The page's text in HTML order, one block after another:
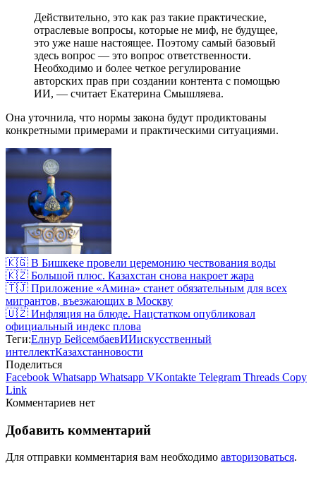
Действительно, это как раз такие практические,
отраслевые вопросы, которые не миф, не будущее,
это уже наше настоящее. Поэтому самый базовый
здесь вопрос — это вопрос ответственности.
Необходимо и более четкое регулирование
авторских прав при создании контента с помощью
ИИ, — считает Екатерина Смышляева.
Она уточнила, что нормы закона будут продиктованы
конкретными примерами и практическими ситуациями.
🇰🇬 В Бишкеке провели церемонию чествования воды
🇰🇿 Большой плюс. Казахстан снова накроет жара
🇹🇯 Приложение «Амина» станет обязательным для всех
мигрантов, въезжающих в Москву
🇺🇿 Инфляция на блюде. Нацстатком опубликовал
официальный индекс плова
Теги:Елнур БейсембаевИИискусственный
интеллектКазахстанновости
Поделиться
Facebook Whatsapp Whatsapp VKontakte Telegram Threads Copy
Link
Комментариев нет
Добавить комментарий
Для отправки комментария вам необходимо авторизоваться.